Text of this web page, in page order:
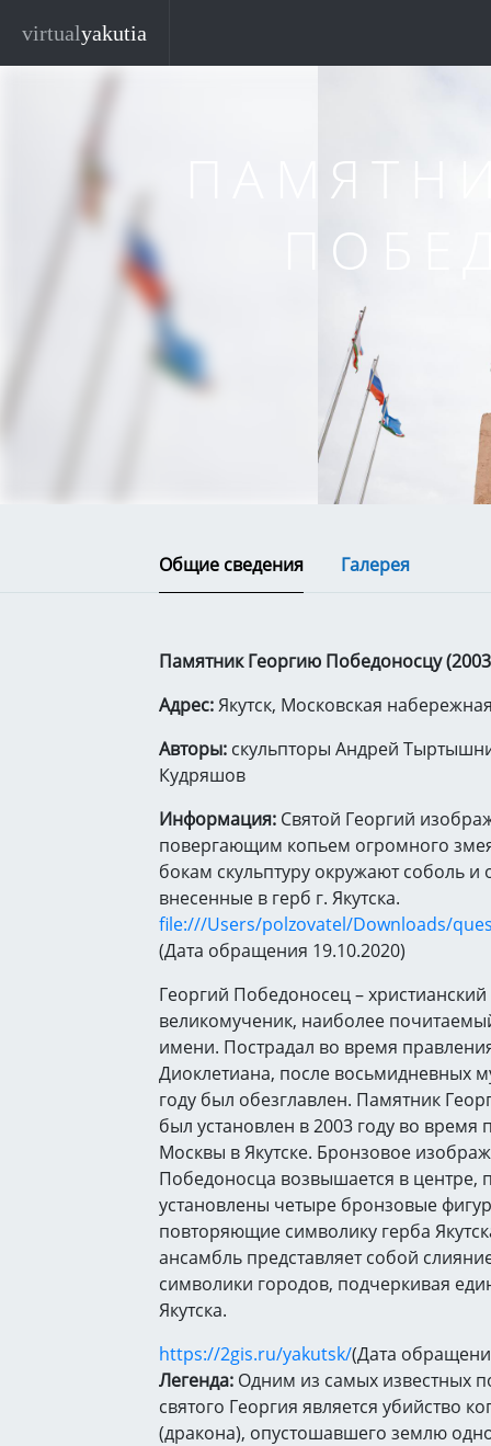
virtualyakutia
Общие сведения Галерея
Памятник Георгию Победоносцу (2003
Адрес:Якутск, Московская
Авторы: скульпторы Андрей
Кудряшов
Информация: Святой Георгий
повергающим копьем огромного
бокам скульптуру окружают соболь
внесенные в герб г. Якутска.
file:///Users/polzovatel/Downloads/
(Дата обращения 19.10.2020)
Георгий Победоносец – христианский
великомученик, наиболее
имени. Пострадал во время
Диоклетиана, после восьмидневных
году был обезглавлен. Памятник
был установлен в 2003 году во время
Москвы в Якутске. Бронзовое
Победоносца возвышается в центре,
установлены четыре бронзовые
повторяющие символику герба
ансамбль представляет собой
символики городов, подчеркивая
Якутска.
https://2gis.ru/yakutsk/(Дата
Легенда: Одним из самых известных
святого Георгия является убийство
(дракона), опустошавшего землю